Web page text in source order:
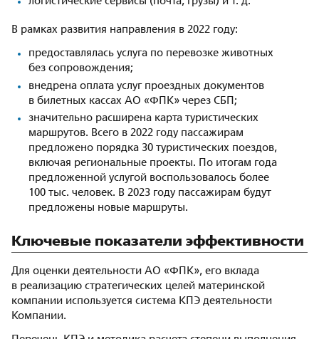
В рамках развития направления в 2022 году:
предоставлялась услуга по перевозке животных
без сопровождения;
внедрена оплата услуг проездных документов
в билетных кассах АО «ФПК» через СБП;
значительно расширена карта туристических
маршрутов. Всего в 2022 году пассажирам
предложено порядка 30 туристических поездов,
включая региональные проекты. По итогам года
предложенной услугой воспользовалось более
100 тыс. человек. В 2023 году пассажирам будут
предложены новые маршруты.
Ключевые показатели эффективности
Для оценки деятельности АО «ФПК», его вклада
в реализацию стратегических целей материнской
компании используется система КПЭ деятельности
Компании.